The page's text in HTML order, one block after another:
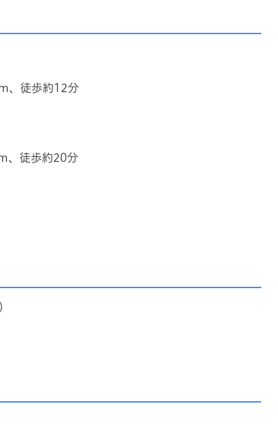
、徒歩約12分
、徒歩約20分